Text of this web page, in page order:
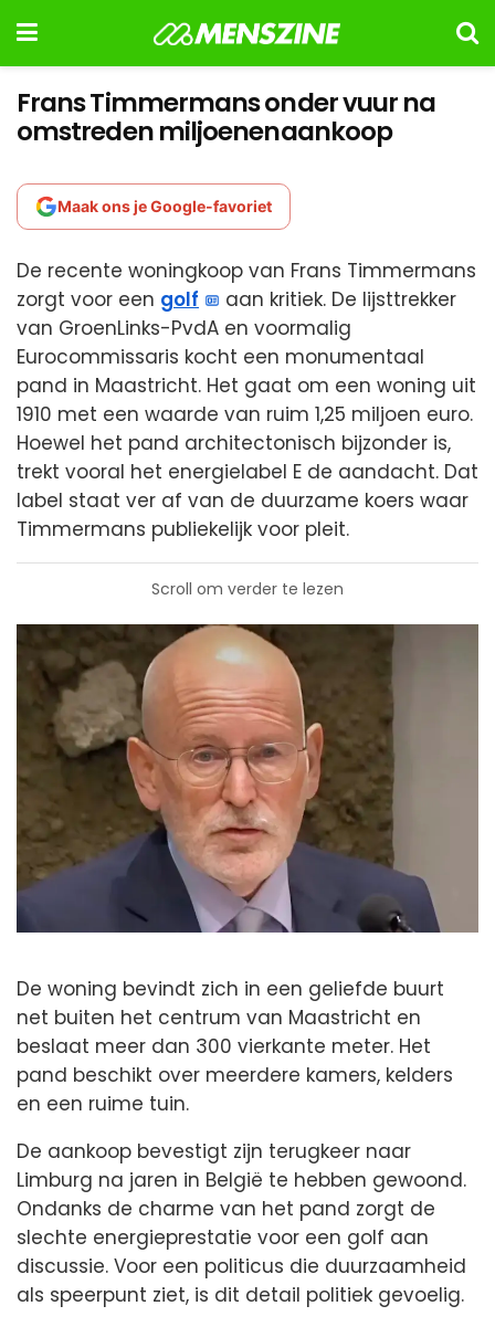
Frans Timmermans onder vuur na
omstreden miljoenenaankoop
Maak ons je Google-favoriet
De recente woningkoop van Frans Timmermans
zorgt voor een golf
aan kritiek. De lijsttrekker
van GroenLinks-PvdA en voormalig
Eurocommissaris kocht een monumentaal
pand in Maastricht. Het gaat om een woning uit
1910 met een waarde van ruim 1,25 miljoen euro.
Hoewel het pand architectonisch bijzonder is,
trekt vooral het energielabel E de aandacht. Dat
label staat ver af van de duurzame koers waar
Timmermans publiekelijk voor pleit.
Scroll om verder te lezen
De woning bevindt zich in een geliefde buurt
net buiten het centrum van Maastricht en
beslaat meer dan 300 vierkante meter. Het
pand beschikt over meerdere kamers, kelders
en een ruime tuin.
De aankoop bevestigt zijn terugkeer naar
Limburg na jaren in België te hebben gewoond.
Ondanks de charme van het pand zorgt de
slechte energieprestatie voor een golf aan
discussie. Voor een politicus die duurzaamheid
als speerpunt ziet, is dit detail politiek gevoelig.